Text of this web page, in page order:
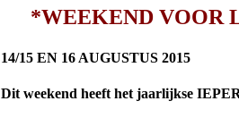
*WEEKEND VOOR
14/15 EN 16 AUGUSTUS 2015
Dit weekend heeft het jaarlijkse